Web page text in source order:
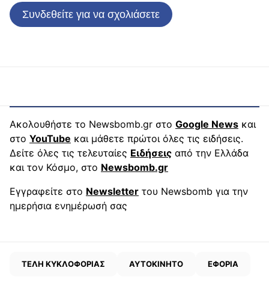
Συνδεθείτε για να σχολιάσετε
Ακολουθήστε το Newsbomb.gr στο Google News και
στο YouTube και μάθετε πρώτοι όλες τις ειδήσεις.
Δείτε όλες τις τελευταίες Ειδήσεις από την Ελλάδα
και τον Κόσμο, στο Newsbomb.gr
Εγγραφείτε στο Newsletter του Newsbomb για την
ημερήσια ενημέρωσή σας
ΤΕΛΗ ΚΥΚΛΟΦΟΡΙΑΣ ΑΥΤΟΚΙΝΗΤΟ ΕΦΟΡΙΑ